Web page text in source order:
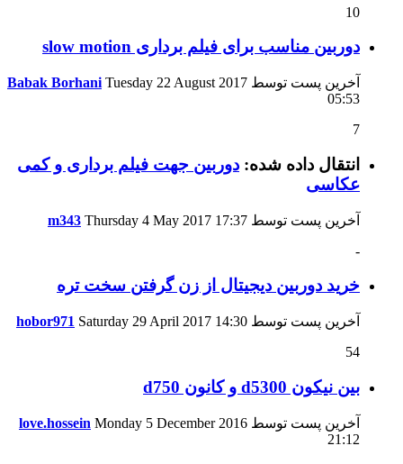
10
دوربین مناسب برای فیلم برداری slow motion
آخرین پست توسط Babak Borhani Tuesday 22 August 2017
05:53
7
انتقال داده شده: دوربین جهت فیلم برداری و کمی
عکاسی
آخرین پست توسط m343 Thursday 4 May 2017 17:37
-
خرید دوربین دیجیتال از زن گرفتن سخت تره
آخرین پست توسط hobor971 Saturday 29 April 2017 14:30
54
بین نیکون d5300 و کانون d750
آخرین پست توسط love.hossein Monday 5 December 2016
21:12